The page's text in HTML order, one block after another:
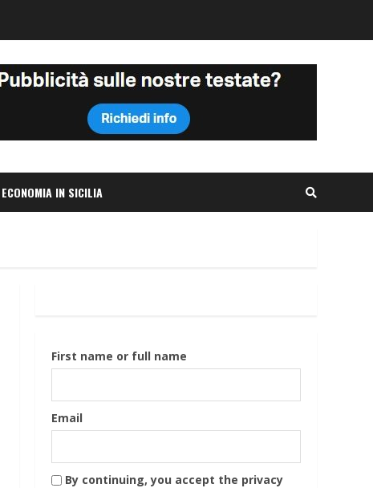
ECONOMIA IN SICILIA
First name or full name
Email
By continuing, you accept the privacy